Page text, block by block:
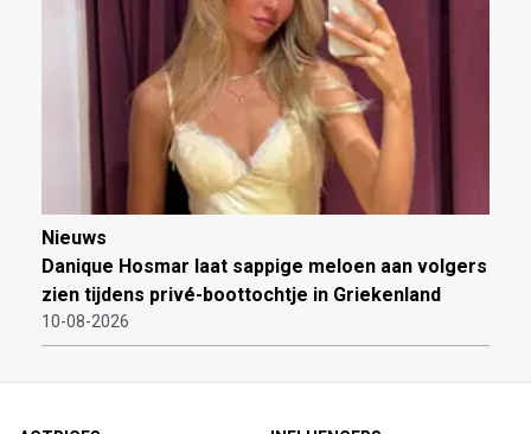
Nieuws
Danique Hosmar laat sappige meloen aan volgers
zien tijdens privé-boottochtje in Griekenland
10-08-2026